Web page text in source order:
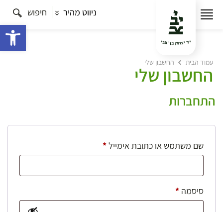
ניווט מהיר חיפוש
עמוד הבית החשבון שלי
החשבון שלי
התחברות
שם משתמש או כתובת אימייל*חובה
סיסמה *חובה